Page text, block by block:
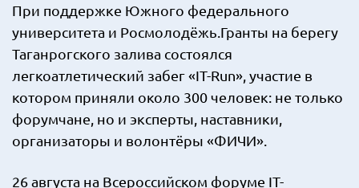
При поддержке Южного федерального
университета и Росмолодёжь.Гранты на берегу
Таганрогского залива состоялся
легкоатлетический забег «IТ-Run», участие в
котором приняли около 300 человек: не только
форумчане, но и эксперты, наставники,
организаторы и волонтёры «ФИЧИ».
26 августа на Всероссийском форуме IT-